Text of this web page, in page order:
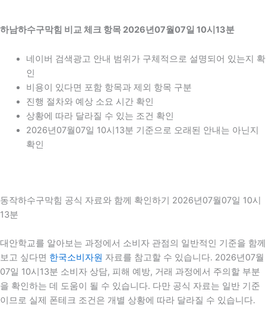
하남하수구막힘 비교 체크 항목 2026년07월07일 10시13분
네이버 검색광고 안내 범위가 구체적으로 설명되어 있는지 확
인
비용이 있다면 포함 항목과 제외 항목 구분
진행 절차와 예상 소요 시간 확인
상황에 따라 달라질 수 있는 조건 확인
2026년07월07일 10시13분 기준으로 오래된 안내는 아닌지
확인
동작하수구막힘 공식 자료와 함께 확인하기 2026년07월07일 10시
13분
대안학교를 알아보는 과정에서 소비자 관점의 일반적인 기준을 함께
보고 싶다면 한국소비자원 자료를 참고할 수 있습니다. 2026년07월
07일 10시13분 소비자 상담, 피해 예방, 거래 과정에서 주의할 부분
을 확인하는 데 도움이 될 수 있습니다. 다만 공식 자료는 일반 기준
이므로 실제 폰테크 조건은 개별 상황에 따라 달라질 수 있습니다.